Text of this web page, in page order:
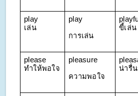
play
เล่น
play
การเล่น
ขี้เล่น
please
ทำให้พอใจ
pleasure
ความพอใจ
น่ารื่